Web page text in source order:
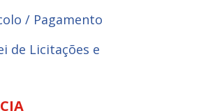
/ Pagamento
de Licitações e